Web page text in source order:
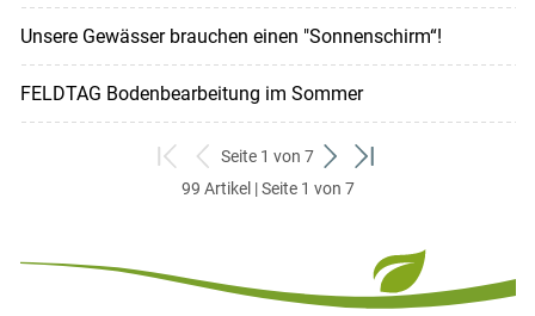
Unsere Gewässer brauchen einen "Sonnenschirm“!
FELDTAG Bodenbearbeitung im Sommer
zum
ersten
zurück
zum
Seite 1 von 7
weiter
zum
zum
99 Artikel | Seite 1 von 7